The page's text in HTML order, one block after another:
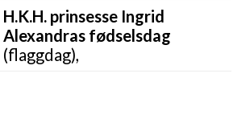
H.K.H. prinsesse Ingrid
Alexandras fødselsdag
(flaggdag),